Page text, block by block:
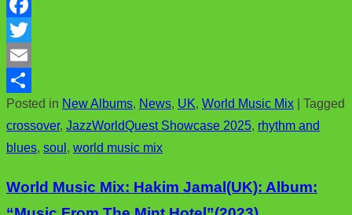
F
a
c
e
b
o
o
k
T
w
i
t
t
e
r
E
m
a
i
l
S
h
a
r
e
Posted in New Albums, News, UK, World Music Mix
Tagged
crossover, JazzWorldQuest Showcase 2025, rhythm and
blues, soul , world music mix
World Music Mix: Hakim Jamal(UK): Album: